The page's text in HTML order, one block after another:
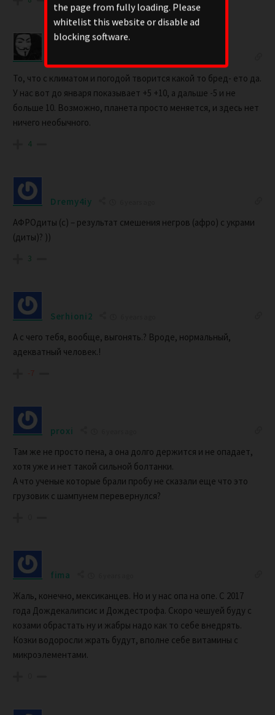
То, что с климатом и погодой творится какой то бред- ето да.
У нас вот до января показывает +5 +10, а дальше -5 и не
больше 10. Возможно, планета просто меняется, и здесь нет
ничего необычного.
4
Dremy4iy
АФРОдиты (с) – результат смешения негров (афро) с украми
(диты)? ))
3
Serhioni2
А с чего тебя, вообще, выгонять.? Вроде, нормальный,
адекватный человек.!
-7
proxi
Там же не просто пена, а она долго держится и не опадает,
хотя уже и нет такой сильной болтанки.
А что ученые которые брали пробу не сказали еще что это
грузовик с шампунем перевернулся?
fima
Жаль, конечно, мексиканцев. Но и у нас опа на опе. С 2017
года Дождекалипсис и Дождестрофа. Скоро чешуей буду с
козами обрастать ну и жабры надо как то себе внедрять.
Козки водоросли жрать будут, вполне себе витамины с
микроэлементами.
the page from fully loading. Please
whitelist this website or disable ad
blocking software.